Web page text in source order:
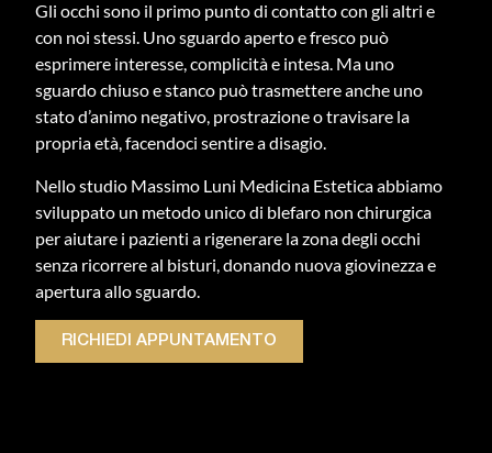
Gli occhi sono il primo punto di contatto con gli altri e
con noi stessi. Uno sguardo aperto e fresco può
esprimere interesse, complicità e intesa. Ma uno
sguardo chiuso e stanco può trasmettere anche uno
stato d’animo negativo, prostrazione o travisare la
propria età, facendoci sentire a disagio.
Nello studio Massimo Luni Medicina Estetica abbiamo
sviluppato un metodo unico di blefaro non chirurgica
per aiutare i pazienti a rigenerare la zona degli occhi
senza ricorrere al bisturi, donando nuova giovinezza e
apertura allo sguardo.
RICHIEDI APPUNTAMENTO